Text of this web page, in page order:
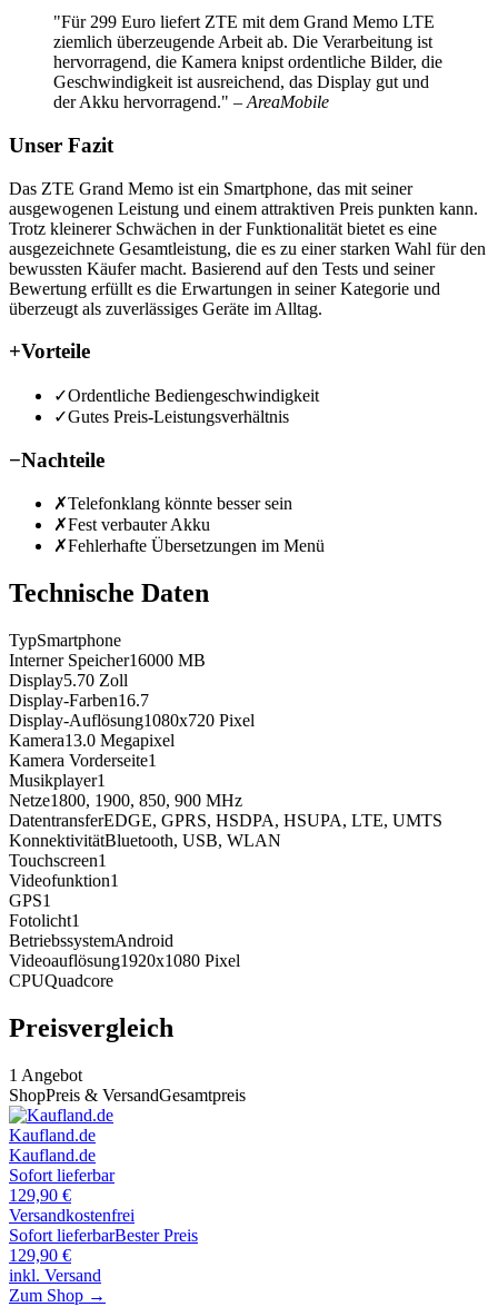
"Für 299 Euro liefert ZTE mit dem Grand Memo LTE
ziemlich überzeugende Arbeit ab. Die Verarbeitung ist
hervorragend, die Kamera knipst ordentliche Bilder, die
Geschwindigkeit ist ausreichend, das Display gut und
der Akku hervorragend." – AreaMobile
Unser Fazit
Das ZTE Grand Memo ist ein Smartphone, das mit seiner
ausgewogenen Leistung und einem attraktiven Preis punkten kann.
Trotz kleinerer Schwächen in der Funktionalität bietet es eine
ausgezeichnete Gesamtleistung, die es zu einer starken Wahl für den
bewussten Käufer macht. Basierend auf den Tests und seiner
Bewertung erfüllt es die Erwartungen in seiner Kategorie und
überzeugt als zuverlässiges Geräte im Alltag.
+Vorteile
✓Ordentliche Bediengeschwindigkeit
✓Gutes Preis-Leistungsverhältnis
−Nachteile
✗Telefonklang könnte besser sein
✗Fest verbauter Akku
✗Fehlerhafte Übersetzungen im Menü
Technische Daten
TypSmartphone
Interner Speicher16000 MB
Display5.70 Zoll
Display-Farben16.7
Display-Auflösung1080x720 Pixel
Kamera13.0 Megapixel
Kamera Vorderseite1
Musikplayer1
Netze1800, 1900, 850, 900 MHz
DatentransferEDGE, GPRS, HSDPA, HSUPA, LTE, UMTS
KonnektivitätBluetooth, USB, WLAN
Touchscreen1
Videofunktion1
GPS1
Fotolicht1
BetriebssystemAndroid
Videoauflösung1920x1080 Pixel
CPUQuadcore
Preisvergleich
1 Angebot
ShopPreis & VersandGesamtpreis
Kaufland.de
Kaufland.de
Sofort lieferbar
129,90 €
Versandkostenfrei
Sofort lieferbarBester Preis
129,90 €
inkl. Versand
Zum Shop →